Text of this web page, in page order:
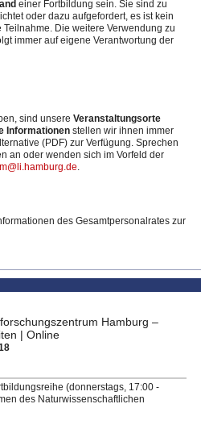
einer Fortbildung sein. Sie sind zu
oder dazu aufgefordert, es ist kein
Die weitere Verwendung zu
immer auf eigene Verantwortung der
sind unsere Veranstaltungsorte
Informationen stellen wir ihnen immer
(PDF) zur Verfügung. Sprechen
an oder wenden sich im Vorfeld der
.
des Gesamtpersonalrates zur
Hamburg –
| Online
(donnerstags, 17:00 -
des Naturwissenschaftlichen